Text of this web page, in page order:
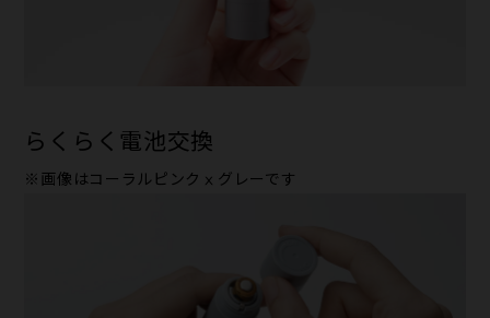
らくらく電池交換
※画像はコーラルピンクⅹグレーです